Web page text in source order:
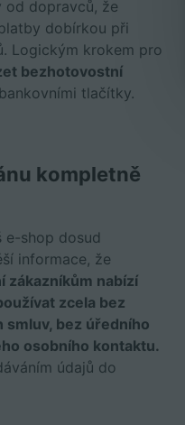
od dopravců, že
dobírkou při
Logickým krokem pro
bezhotovostní
tlačítky.
kompletně
e-shop dosud
informace, že
zákazníkům nabízí
zcela bez
bez úředního
osobního kontaktu.
údajů do